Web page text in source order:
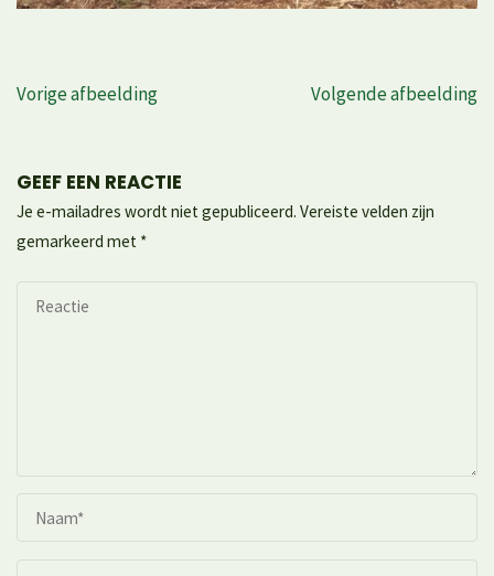
Vorige afbeelding Volgende afbeelding
GEEF EEN REACTIE
Je e-mailadres wordt niet gepubliceerd. Vereiste velden zijn
gemarkeerd met *